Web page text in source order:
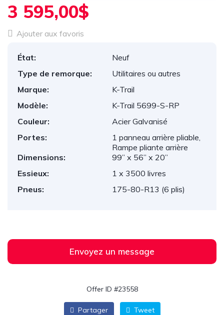
3 595,00$
Ajouter aux favoris
État:
Neuf
Type de remorque:
Utilitaires ou autres
Marque:
K-Trail
Modèle:
K-Trail 5699-S-RP
Couleur:
Acier Galvanisé
Portes:
1 panneau arrière pliable,
Rampe pliante arrière
Dimensions:
99” x 56” x 20”
Essieux:
1 x 3500 livres
Pneus:
175-80-R13 (6 plis)
Envoyez un message
Offer ID #23558
Partager Tweet